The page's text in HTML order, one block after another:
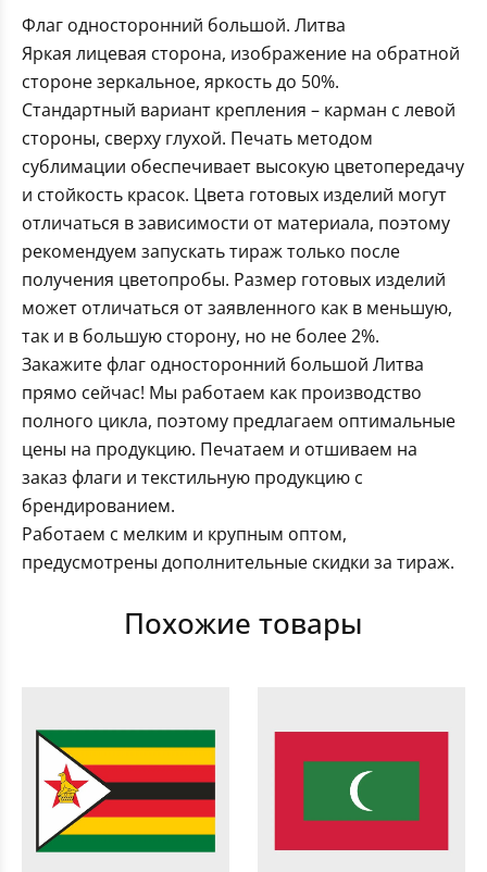
Флаг односторонний большой. Литва
Яркая лицевая сторона, изображение на обратной
стороне зеркальное, яркость до 50%.
Стандартный вариант крепления – карман с левой
стороны, сверху глухой. Печать методом
сублимации обеспечивает высокую цветопередачу
и стойкость красок. Цвета готовых изделий могут
отличаться в зависимости от материала, поэтому
рекомендуем запускать тираж только после
получения цветопробы. Размер готовых изделий
может отличаться от заявленного как в меньшую,
так и в большую сторону, но не более 2%.
Закажите флаг односторонний большой Литва
прямо сейчас! Мы работаем как производство
полного цикла, поэтому предлагаем оптимальные
цены на продукцию. Печатаем и отшиваем на
заказ флаги и текстильную продукцию с
брендированием.
Работаем с мелким и крупным оптом,
предусмотрены дополнительные скидки за тираж.
Похожие товары